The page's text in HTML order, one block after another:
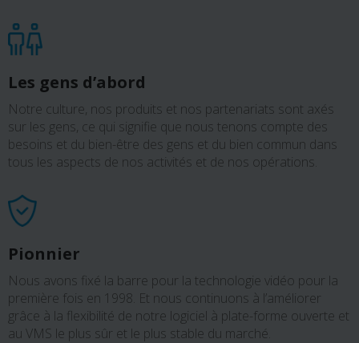
Les gens d’abord
Notre culture, nos produits et nos partenariats sont axés
sur les gens, ce qui signifie que nous tenons compte des
besoins et du bien-être des gens et du bien commun dans
tous les aspects de nos activités et de nos opérations.
Pionnier
Nous avons fixé la barre pour la technologie vidéo pour la
première fois en 1998. Et nous continuons à l’améliorer
grâce à la flexibilité de notre logiciel à plate-forme ouverte et
au VMS le plus sûr et le plus stable du marché.